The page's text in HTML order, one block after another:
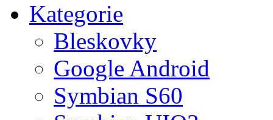
Kategorie
Bleskovky
Google Android
Symbian S60